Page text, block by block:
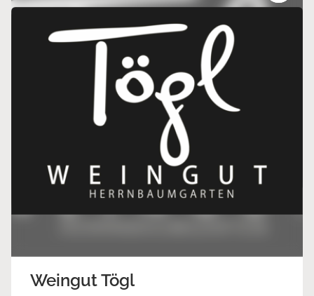
Weingut Tögl